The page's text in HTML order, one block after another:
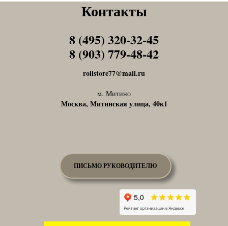
Контакты
rollstore77@mail.ru
м. Митино
Москва, Митинская улица, 40к1
8 (495) 320-32-45
8 (903) 779-48-42
Tel1
Tel1
ПИСЬМО РУКОВОДИТЕЛЮ